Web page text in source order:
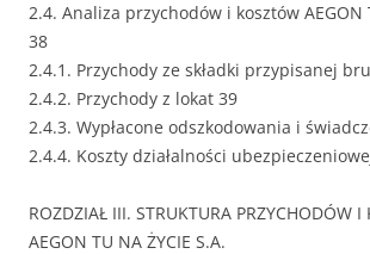
2.4. Analiza przychodów i kosztów AEGON
38
2.4.1. Przychody ze składki przypisanej
2.4.2. Przychody z lokat 39
2.4.3. Wypłacone odszkodowania i
2.4.4. Koszty działalności
ROZDZIAŁ III. STRUKTURA PRZYCHODÓW I
AEGON TU NA ŻYCIE S.A.